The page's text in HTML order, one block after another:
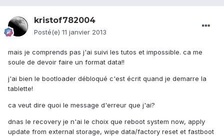
kristof782004
Posté(e) 11 janvier 2013
mais je comprends pas j'ai suivi les tutos et impossible. ca me
soule de devoir faire un format data!!
j'ai bien le bootloader débloqué c'est écrit quand je demarre la
tablette!
ca veut dire quoi le message d'erreur que j'ai?
dnas le recovery je n'ai le choix que reboot system now, apply
update from external storage, wipe data/factory reset et fastboot